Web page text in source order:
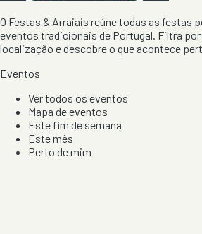
O Festas & Arraiais reúne todas as festas
eventos tradicionais de Portugal. Filtra
localização e descobre o que acontece
Eventos
Ver todos os eventos
Mapa de eventos
Este fim de semana
Este mês
Perto de mim